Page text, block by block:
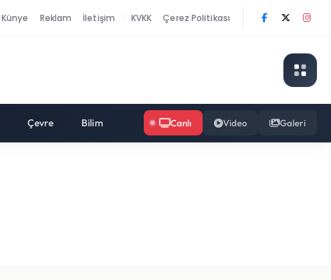
Künye Reklam İletişim KVKK Çerez Politikası
Çevre Bilim Canlı Video Galeri